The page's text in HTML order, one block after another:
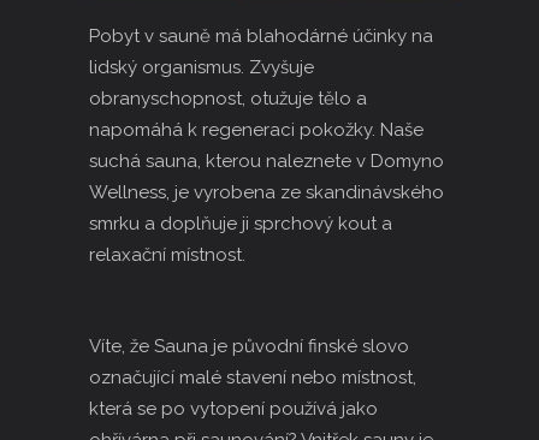
Pobyt v sauně má blahodárné účinky na
lidský organismus. Zvyšuje
obranyschopnost, otužuje tělo a
napomáhá k regeneraci pokožky. Naše
suchá sauna, kterou naleznete v Domyno
Wellness, je vyrobena ze skandinávského
smrku a doplňuje ji sprchový kout a
relaxační místnost.
Víte, že Sauna je původní finské slovo
označující malé stavení nebo místnost,
která se po vytopení používá jako